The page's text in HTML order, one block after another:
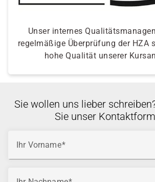
Unser internes
regelmäßige Überprüfung der HZA
hohe Qualität unserer
Sie wollen uns lieber
Sie unser
Ihr Vorname